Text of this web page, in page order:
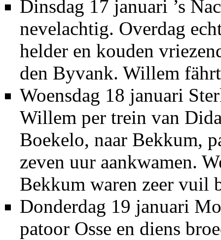
Dinsdag 17 januari ’s
nevelachtig. Overdag
helder en kouden
den Byvank. Willem
Woensdag 18 januari
Willem per trein van
Boekelo, naar Bekkum,
zeven uur aankwamen.
Bekkum waren zeer vuil
Donderdag 19 januari
patoor Osse en diens